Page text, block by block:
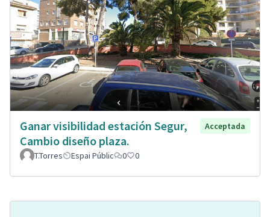
Ganar visibilidad estación Segur,
Cambio diseño plaza.
Acceptada
T.Torres Espai Públic 0 0